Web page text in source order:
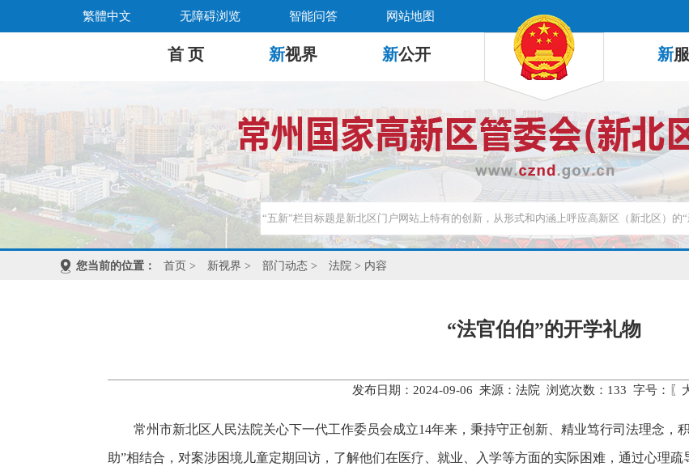
繁體中文 无障碍浏览 智能问答 网站地图
首 页 新视界 新公开 新
您当前的位置： 首页 > 新视界 > 部门动态 > 法院 > 内容
“法官伯伯”的开学礼物
发布日期：2024-09-06 来源：法院 浏览次数： 133 字号：〖
常州市新北区人民法院关心下一代工作委员会成立14年来，秉持守正创新、精业笃行司法理念，
助”相结合，对案涉困境儿童定期回访，了解他们在医疗、就业、入学等方面的实际困难，通过心理